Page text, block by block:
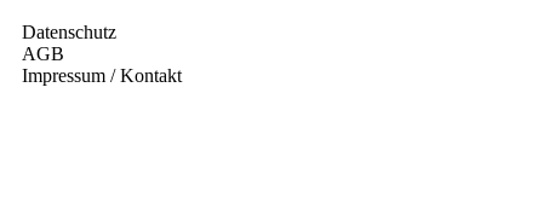
Datenschutz
AGB
Impressum / Kontakt